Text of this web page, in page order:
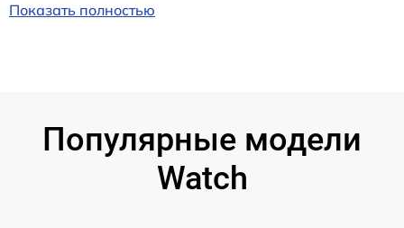
Показать полностью
Популярные модели
Watch